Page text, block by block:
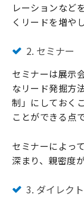
レーションなど
くリードを増や
2. セミナー
セミナーは展示
なリード発掘方
制」にしておく
ことができる点で
セミナーによっ
深まり、親密度
3. ダイレク